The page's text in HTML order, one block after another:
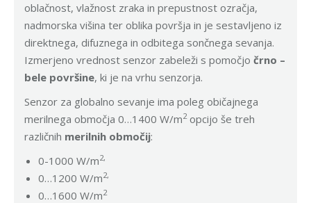
oblačnost, vlažnost zraka in prepustnost ozračja,
nadmorska višina ter oblika površja in je sestavljeno iz
direktnega, difuznega in odbitega sončnega sevanja.
Izmerjeno vrednost senzor zabeleži s pomočjo črno –
bele površine, ki je na vrhu senzorja.
Senzor za globalno sevanje ima poleg običajnega
merilnega območja 0…1400 W/m2opcijo še treh
različnih merilnih območij:
0-1000 W/m2,
0…1200 W/m2,
0…1600 W/m2